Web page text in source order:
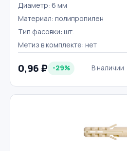
Диаметр: 6 мм
Материал: полипропилен
Тип фасовки: шт.
Метиз в комплекте: нет
0,96 ₽ -29% В наличии